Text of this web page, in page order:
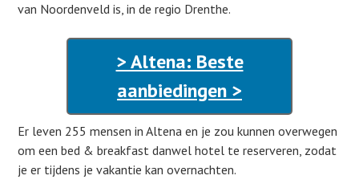
van Noordenveld is, in de regio Drenthe.
> Altena: Beste
aanbiedingen >
Er leven 255 mensen in Altena en je zou kunnen overwegen
om een bed & breakfast danwel hotel te reserveren, zodat
je er tijdens je vakantie kan overnachten.